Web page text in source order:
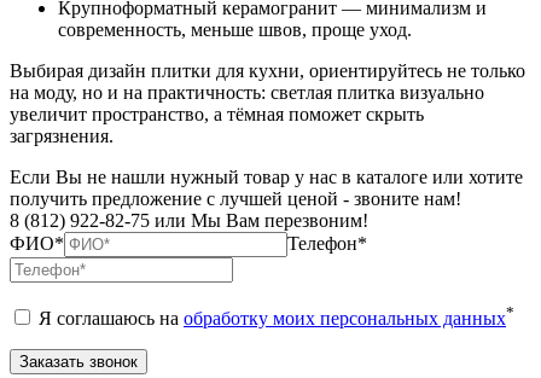
Крупноформатный керамогранит — минимализм и
современность, меньше швов, проще уход.
Выбирая дизайн плитки для кухни, ориентируйтесь не только
на моду, но и на практичность: светлая плитка визуально
увеличит пространство, а тёмная поможет скрыть
загрязнения.
Если Вы не нашли нужный товар у нас в каталоге или хотите
получить предложение с лучшей ценой - звоните нам!
8 (812) 922-82-75 или Мы Вам перезвоним!
ФИО*
Телефон*
Я соглашаюсь на обработку моих персональных данных*